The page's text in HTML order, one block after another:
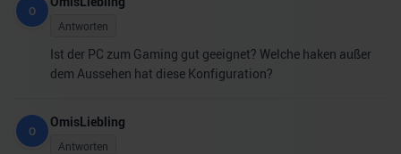
O
Antworten
Ist der PC zum Gaming gut geeignet? Welche haken außer
dem Aussehen hat diese Konfiguration?
O
OmisLiebling
Antworten